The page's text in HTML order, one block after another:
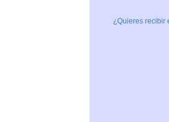
¿Quieres recibir